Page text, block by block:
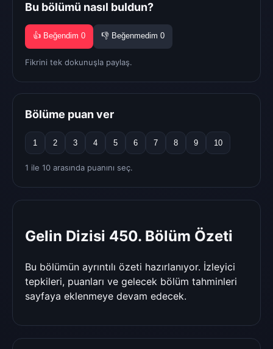
Bu bölümü nasıl buldun?
👍 Beğendim 0 👎 Beğenmedim 0
Fikrini tek dokunuşla paylaş.
Bölüme puan ver
1 2 3 4 5 6 7 8 9 10
1 ile 10 arasında puanını seç.
Gelin Dizisi 450. Bölüm Özeti
Bu bölümün ayrıntılı özeti hazırlanıyor. İzleyici
tepkileri, puanları ve gelecek bölüm tahminleri
sayfaya eklenmeye devam edecek.